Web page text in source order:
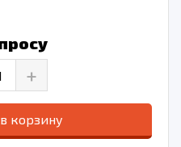
+
корзину